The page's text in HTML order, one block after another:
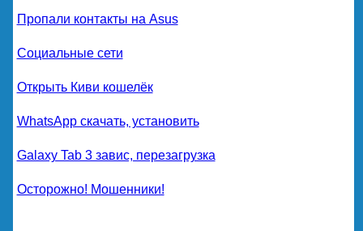
Пропали контакты на Asus
Социальные сети
Открыть Киви кошелёк
WhatsApp скачать, установить
Galaxy Tab 3 завис, перезагрузка
Осторожно! Мошенники!